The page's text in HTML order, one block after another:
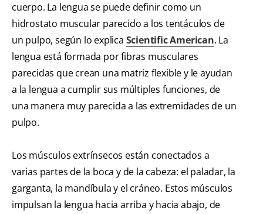
cuerpo. La lengua se puede definir como un
hidrostato muscular parecido a los tentáculos de
un pulpo, según lo explica Scientific American. La
lengua está formada por fibras musculares
parecidas que crean una matriz flexible y le ayudan
a la lengua a cumplir sus múltiples funciones, de
una manera muy parecida a las extremidades de un
pulpo.
Los músculos extrínsecos están conectados a
varias partes de la boca y de la cabeza: el paladar, la
garganta, la mandíbula y el cráneo. Estos músculos
impulsan la lengua hacia arriba y hacia abajo, de